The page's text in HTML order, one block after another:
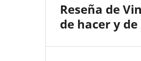
Reseña de
de hacer y